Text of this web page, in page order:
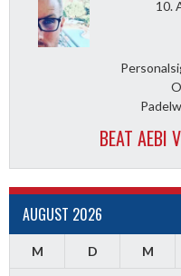
10.
BEAT AEBI
AUGUST 2026
M D M